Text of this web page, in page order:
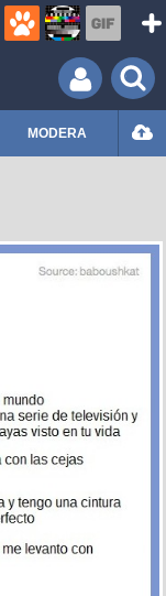
MODERA